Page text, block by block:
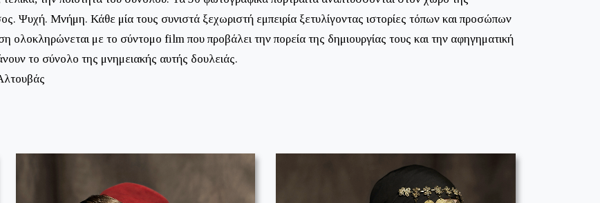
Ψυχή. Μνήμη. Κάθε μία τους συνιστά ξεχωριστή εμπειρία ξετυλίγοντας ιστορίες τόπων και προσώπων
ολοκληρώνεται με το σύντομο film που προβάλει την πορεία της δημιουργίας τους και την αφηγηματική
το σύνολο της μνημειακής αυτής δουλειάς.